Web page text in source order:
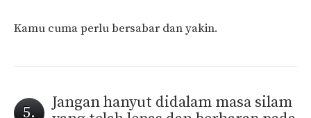
Kamu cuma perlu bersabar dan yakin.
5.
Jangan hanyut didalam masa silam